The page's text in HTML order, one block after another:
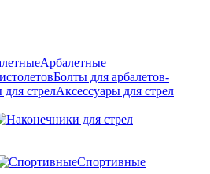
Арбалетные
Болты для арбалетов-
Аксессуары для стрел
Спортивные